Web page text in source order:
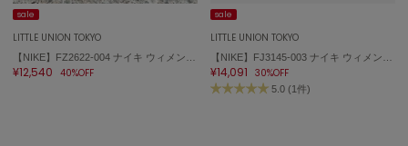
sale
LITTLE UNION TOKYO
【NIKE】FZ2622-004 ナイキ ウィメンズV2K ラン GTX
¥12,540 40%OFF
sale
LITTLE UNION TOKYO
【NIKE】FJ3145-003 ナイキ ウィメンズ エア マックス DN
¥14,091 30%OFF
5.0 (1件)